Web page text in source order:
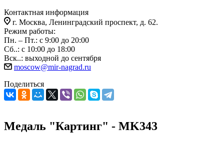
Контактная информация
г. Москва, Ленинградский проспект, д. 62.
Режим работы:
Пн. – Пт.: с 9:00 до 20:00
Сб..: с 10:00 до 18:00
Вск..: выходной до сентября
moscow@mir-nagrad.ru
Поделиться
Медаль "Картинг" - MK343